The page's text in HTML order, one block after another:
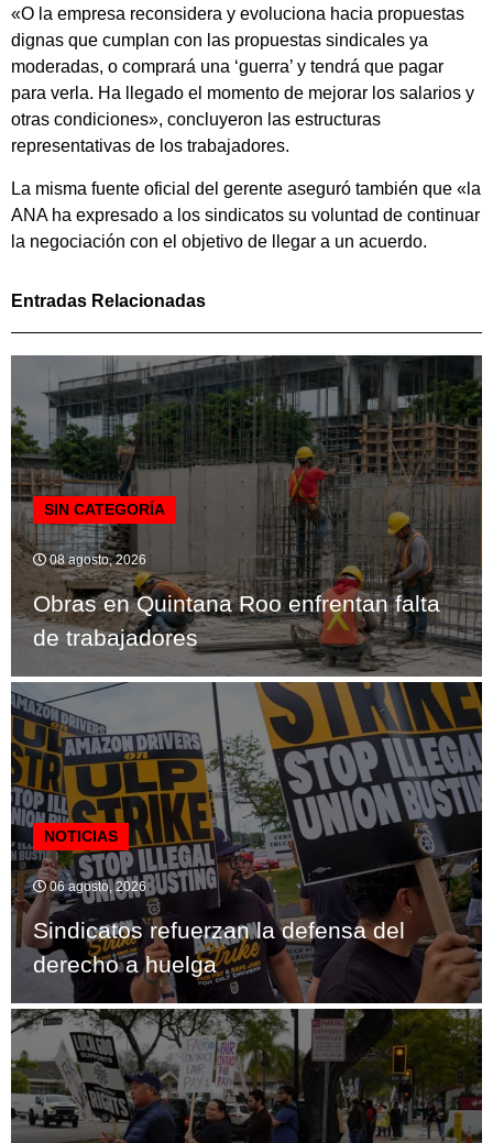
«O la empresa reconsidera y evoluciona hacia propuestas
dignas que cumplan con las propuestas sindicales ya
moderadas, o comprará una ‘guerra’ y tendrá que pagar
para verla. Ha llegado el momento de mejorar los salarios y
otras condiciones», concluyeron las estructuras
representativas de los trabajadores.
La misma fuente oficial del gerente aseguró también que «la
ANA ha expresado a los sindicatos su voluntad de continuar
la negociación con el objetivo de llegar a un acuerdo.
Entradas Relacionadas
SIN CATEGORÍA
08 agosto, 2026
Obras en Quintana Roo enfrentan falta
de trabajadores
NOTICIAS
06 agosto, 2026
Sindicatos refuerzan la defensa del
derecho a huelga